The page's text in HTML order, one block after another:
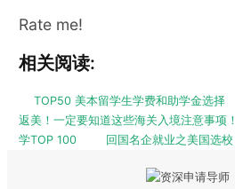
Rate me!
相关阅读:
TOP50 美本留学生学费和助学金选择
返美！一定要知道这些海关入境注意事项！
学TOP 100
回国名企就业之美国选校